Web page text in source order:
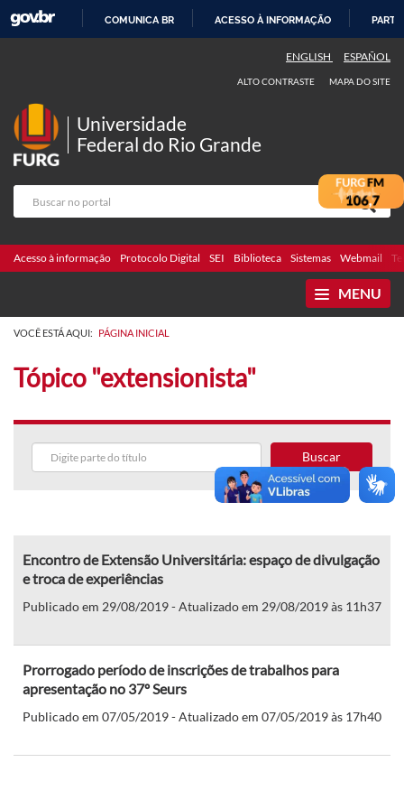
COMUNICA BR ACESSO À INFORMAÇÃO
ENGLISH ESPAÑOL
ALTO CONTRASTE MAPA DO SITE
Universidade
Federal do Rio Grande
Acesso à informação Protocolo Digital SEI Biblioteca Sistemas Webmail
MENU
VOCÊ ESTÁ AQUI: PÁGINA INICIAL
Tópico "extensionista"
Buscar
Encontro de Extensão Universitária: espaço de divulgação
e troca de experiências
Publicado em 29/08/2019 - Atualizado em 29/08/2019 às 11h37
Prorrogado período de inscrições de trabalhos para
apresentação no 37º Seurs
Publicado em 07/05/2019 - Atualizado em 07/05/2019 às 17h40